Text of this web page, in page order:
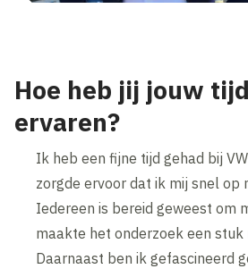
Hoe heb jij jouw
ervaren?
Ik heb een fijne tijd gehad bij
zorgde ervoor dat ik mij snel op
Iedereen is bereid geweest om
maakte het onderzoek een
Daarnaast ben ik gefascineerd